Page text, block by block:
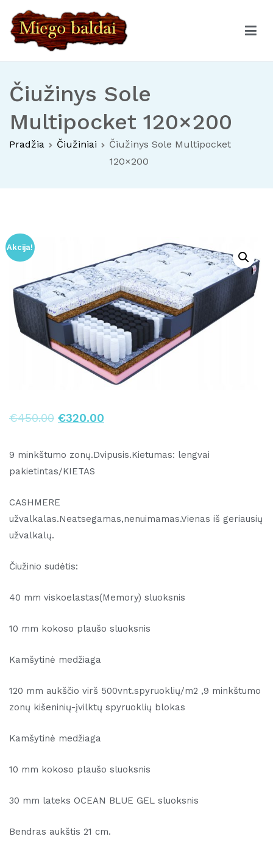
prie
turinio
Čiužinys Sole
Multipocket 120×200
Pradžia Čiužiniai
Čiužinys Sole Multipocket
120×200
Akcija!
€450.00 €320.00
9 minkštumo zonų.Dvipusis.Kietumas: lengvai
pakietintas/KIETAS
CASHMERE
užvalkalas.Neatsegamas,nenuimamas.Vienas iš geriausių
užvalkalų.
Čiužinio sudėtis:
40 mm viskoelastas(Memory) sluoksnis
10 mm kokoso plaušo sluoksnis
Kamšytinė medžiaga
120 mm aukščio virš 500vnt.spyruoklių/m2 ,9 minkštumo
zonų kišeninių-įvilktų spyruoklių blokas
Kamšytinė medžiaga
10 mm kokoso plaušo sluoksnis
30 mm lateks OCEAN BLUE GEL sluoksnis
Bendras aukštis 21 cm.